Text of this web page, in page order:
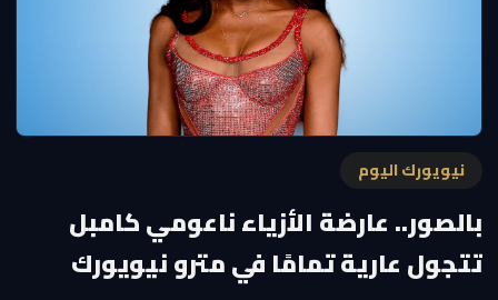
نيويورك اليوم
بالصور.. عارضة الأزياء ناعومي كامبل
تتجول عارية تمامًا في مترو نيويورك